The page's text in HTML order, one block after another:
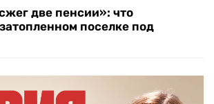
две пенсии»: что
поселке под